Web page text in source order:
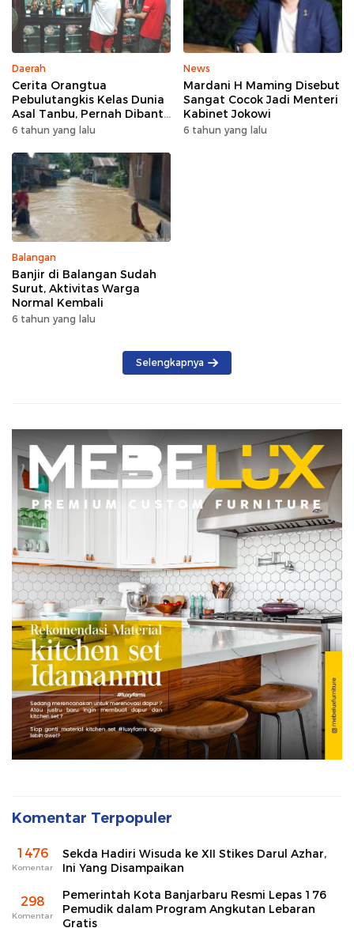
Daerah
Cerita Orangtua
Pebulutangkis Kelas Dunia
Asal Tanbu, Pernah Dibantu
Sosok Dermawan
6 tahun yang lalu
News
Mardani H Maming Disebut
Sangat Cocok Jadi Menteri
Kabinet Jokowi
6 tahun yang lalu
Balangan
Banjir di Balangan Sudah
Surut, Aktivitas Warga
Normal Kembali
6 tahun yang lalu
Selengkapnya
Komentar Terpopuler
1476
Komentar
Sekda Hadiri Wisuda ke XII Stikes Darul Azhar,
Ini Yang Disampaikan
298
Komentar
Pemerintah Kota Banjarbaru Resmi Lepas 176
Pemudik dalam Program Angkutan Lebaran
Gratis